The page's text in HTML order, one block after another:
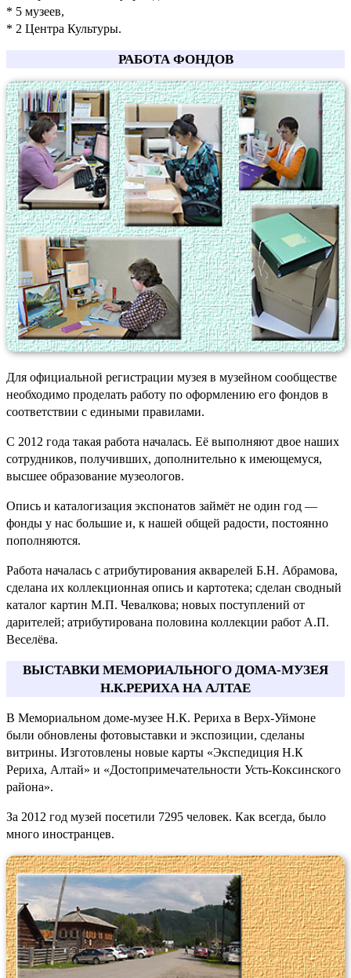
* 5 музеев,
* 2 Центра Культуры.
РАБОТА ФОНДОВ
Для официальной регистрации музея в музейном сообществе
необходимо проделать работу по оформлению его фондов в
соответствии с едиными правилами.
С 2012 года такая работа началась. Её выполняют двое наших
сотрудников, получивших, дополнительно к имеющемуся,
высшее образование музеологов.
Опись и каталогизация экспонатов займёт не один год —
фонды у нас большие и, к нашей общей радости, постоянно
пополняются.
Работа началась с атрибутирования акварелей Б.Н. Абрамова,
сделана их коллекционная опись и картотека; сделан сводный
каталог картин М.П. Чевалкова; новых поступлений от
дарителей; атрибутирована половина коллекции работ А.П.
Веселёва.
ВЫСТАВКИ МЕМОРИАЛЬНОГО ДОМА-МУЗЕЯ
Н.К.РЕРИХА НА АЛТАЕ
В Мемориальном доме-музее Н.К. Рериха в Верх-Уймоне
были обновлены фотовыставки и экспозиции, сделаны
витрины. Изготовлены новые карты «Экспедиция Н.К
Рериха, Алтай» и «Достопримечательности Усть-Коксинского
района».
За 2012 год музей посетили 7295 человек. Как всегда, было
много иностранцев.